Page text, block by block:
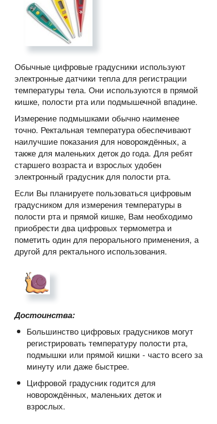
Обычные цифровые градусники используют
электронные датчики тепла для регистрации
температуры тела. Они используются в прямой
кишке, полости рта или подмышечной впадине.
Измерение подмышками обычно наименее
точно. Ректальная температура обеспечивают
наилучшие показания для новорождённых, а
также для маленьких деток до года. Для ребят
старшего возраста и взрослых удобен
электронный градусник для полости рта.
Если Вы планируете пользоваться цифровым
градусником для измерения температуры в
полости рта и прямой кишке, Вам необходимо
приобрести два цифровых термометра и
пометить один для перорального применения, а
другой для ректального использования.
Достоинства:
Большинство цифровых градусников могут
регистрировать температуру полости рта,
подмышки или прямой кишки - часто всего за
минуту или даже быстрее.
Цифровой градусник годится для
новорождённых, маленьких деток и
взрослых.